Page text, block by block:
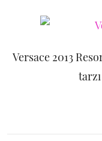
Versace 2013